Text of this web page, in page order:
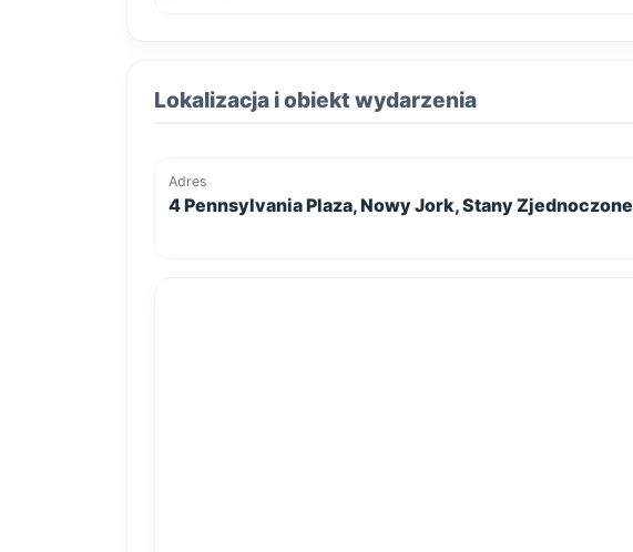
Lokalizacja i obiekt wydarzenia
Adres
4 Pennsylvania Plaza, Nowy Jork, Stany Zjednoczone